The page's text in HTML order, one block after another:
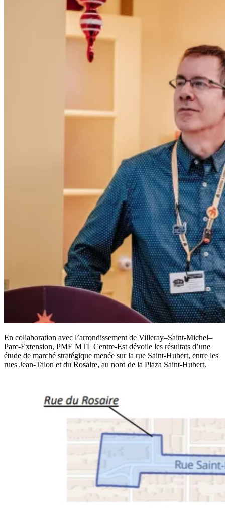
En collaboration avec l’arrondissement de Villeray–Saint-Michel–
Parc-Extension, PME MTL Centre-Est dévoile les résultats d’une
étude de marché stratégique menée sur la rue Saint-Hubert, entre les
rues Jean-Talon et du Rosaire, au nord de la Plaza Saint-Hubert.